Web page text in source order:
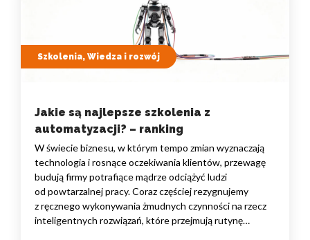
Szkolenia, Wiedza i rozwój
Jakie są najlepsze szkolenia z
automatyzacji? – ranking
W świecie biznesu, w którym tempo zmian wyznaczają
technologia i rosnące oczekiwania klientów, przewagę
budują firmy potrafiące mądrze odciążyć ludzi
od powtarzalnej pracy. Coraz częściej rezygnujemy
z ręcznego wykonywania żmudnych czynności na rzecz
inteligentnych rozwiązań, które przejmują rutynę